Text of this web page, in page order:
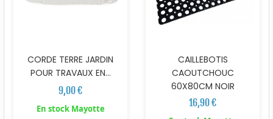
CORDE TERRE JARDIN
POUR TRAVAUX EN...
9,00 €
En stock Mayotte
CAILLEBOTIS
CAOUTCHOUC
60X80CM NOIR
16,90 €